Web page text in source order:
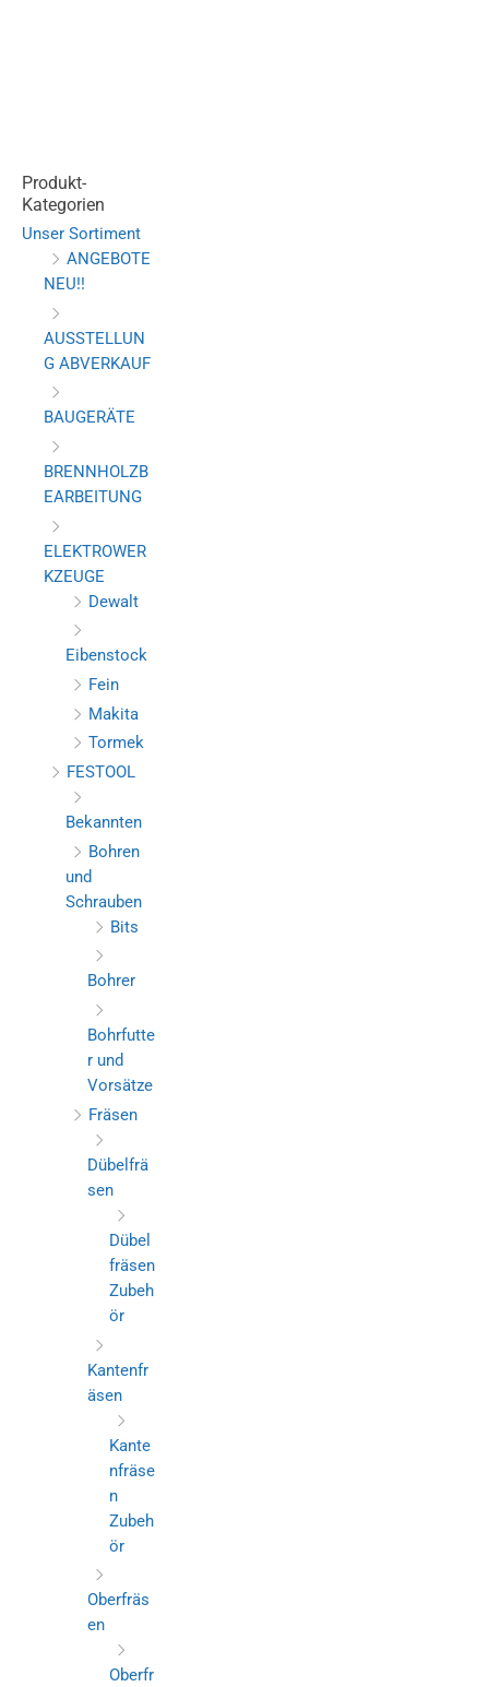
Produkt-
Kategorien
Unser Sortiment
ANGEBOTE
NEU!!
AUSSTELLUN
G ABVERKAUF
BAUGERÄTE
BRENNHOLZB
EARBEITUNG
ELEKTROWER
KZEUGE
Dewalt
Eibenstock
Fein
Makita
Tormek
FESTOOL
Bekannten
Bohren
und
Schrauben
Bits
Bohrer
Bohrfutte
r und
Vorsätze
Fräsen
Dübelfrä
sen
Dübel
fräsen
Zubeh
ör
Kantenfr
äsen
Kante
nfräse
n
Zubeh
ör
Oberfräs
en
Oberfr